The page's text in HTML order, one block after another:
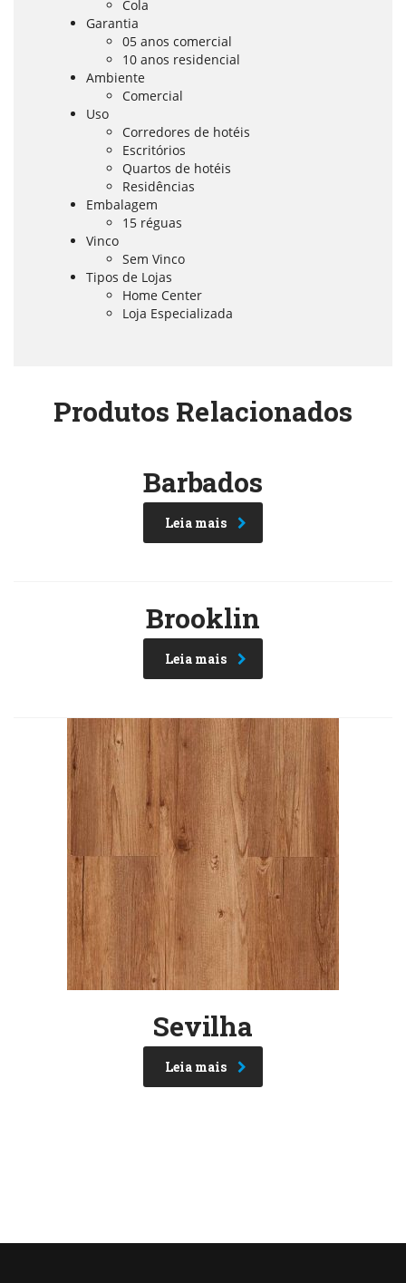
Cola
Garantia
05 anos comercial
10 anos residencial
Ambiente
Comercial
Uso
Corredores de hotéis
Escritórios
Quartos de hotéis
Residências
Embalagem
15 réguas
Vinco
Sem Vinco
Tipos de Lojas
Home Center
Loja Especializada
Produtos Relacionados
Barbados
Leia mais
Brooklin
Leia mais
Sevilha
Leia mais